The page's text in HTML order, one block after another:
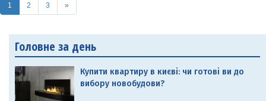
1 (current)
2 3 »
Головне за день
Купити квартиру в києві: чи готові ви до
вибору новобудови?